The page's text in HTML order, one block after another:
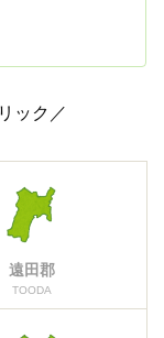
ック／
遠田郡
TOODA